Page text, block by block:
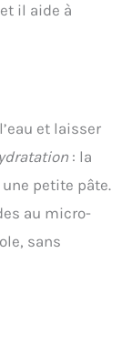
il aide à
et laisser
: la
petite pâte.
au micro-
sans